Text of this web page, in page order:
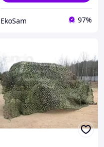
EkoSam 97%